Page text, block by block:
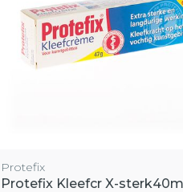
Protefix
Protefix Kleefcr X-